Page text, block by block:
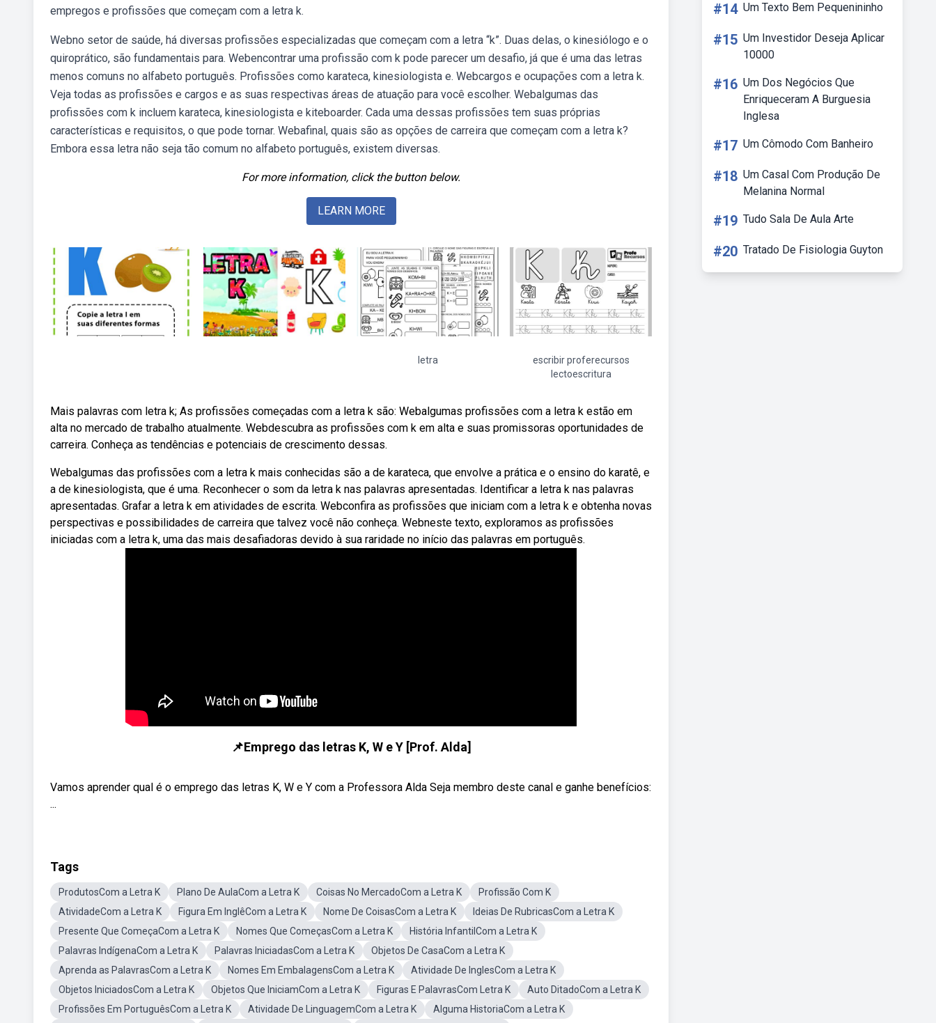
empregos e profissões que começam com a letra k.
Webno setor de saúde, há diversas profissões especializadas que começam com a letra “k”. Duas delas, o kinesiólogo e o
quiroprático, são fundamentais para. Webencontrar uma profissão com k pode parecer um desafio, já que é uma das letras
menos comuns no alfabeto português. Profissões como karateca, kinesiologista e. Webcargos e ocupações com a letra k.
Veja todas as profissões e cargos e as suas respectivas áreas de atuação para você escolher. Webalgumas das
profissões com k incluem karateca, kinesiologista e kiteboarder. Cada uma dessas profissões tem suas próprias
características e requisitos, o que pode tornar. Webafinal, quais são as opções de carreira que começam com a letra k?
Embora essa letra não seja tão comum no alfabeto português, existem diversas.
For more information, click the button below.
LEARN MORE
letra
escribir proferecursos
lectoescritura
Mais palavras com letra k; As profissões começadas com a letra k são: Webalgumas profissões com a letra k estão em
alta no mercado de trabalho atualmente. Webdescubra as profissões com k em alta e suas promissoras oportunidades de
carreira. Conheça as tendências e potenciais de crescimento dessas.
Webalgumas das profissões com a letra k mais conhecidas são a de karateca, que envolve a prática e o ensino do karatê, e
a de kinesiologista, que é uma. Reconhecer o som da letra k nas palavras apresentadas. Identificar a letra k nas palavras
apresentadas. Grafar a letra k em atividades de escrita. Webconfira as profissões que iniciam com a letra k e obtenha novas
perspectivas e possibilidades de carreira que talvez você não conheça. Webneste texto, exploramos as profissões
iniciadas com a letra k, uma das mais desafiadoras devido à sua raridade no início das palavras em português.
📌Emprego das letras K, W e Y [Prof. Alda]
Vamos aprender qual é o emprego das letras K, W e Y com a Professora Alda Seja membro deste canal e ganhe benefícios:
...
Tags
ProdutosCom a Letra K Plano De AulaCom a Letra K Coisas No MercadoCom a Letra K
Profissão Com K
AtividadeCom a Letra K
Figura Em InglêCom a Letra K Nome De CoisasCom a Letra K
Ideias De RubricasCom a Letra K
Presente Que ComeçaCom a Letra K
Nomes Que ComeçasCom a Letra K
História InfantilCom a Letra K
Palavras IndígenaCom a Letra K
Palavras IniciadasCom a Letra K
Objetos De CasaCom a Letra K
Aprenda as PalavrasCom a Letra K
Nomes Em EmbalagensCom a Letra K
Atividade De InglesCom a Letra K
Objetos IniciadosCom a Letra K
Objetos Que IniciamCom a Letra K Figuras E PalavrasCom Letra K
Auto DitadoCom a Letra K
Profissões Em PortuguêsCom a Letra K
Atividade De LinguagemCom a Letra K
Alguma HistoriaCom a Letra K
#14 Um Texto Bem Pequenininho
#15 Um Investidor Deseja Aplicar
10000
#16 Um Dos Negócios Que
Enriqueceram A Burguesia
Inglesa
#17 Um Cômodo Com Banheiro
#18 Um Casal Com Produção De
Melanina Normal
#19 Tudo Sala De Aula Arte
#20 Tratado De Fisiologia Guyton